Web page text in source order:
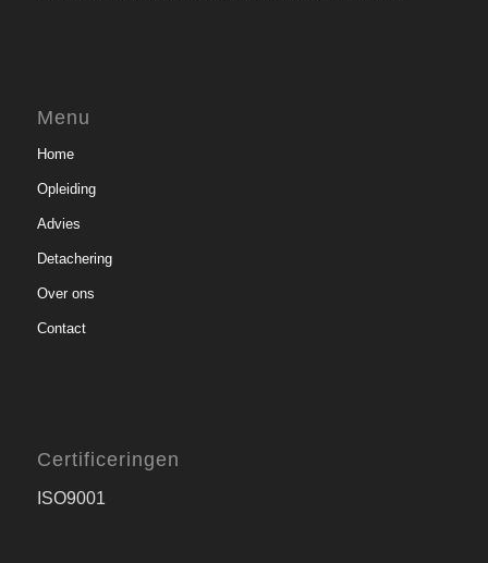
Menu
Home
Opleiding
Advies
Detachering
Over ons
Contact
Certificeringen
ISO9001